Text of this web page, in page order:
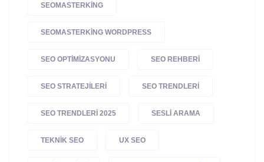
SEOMASTERKING
SEOMASTERKING WORDPRESS
SEO OPTIMIZASYONU SEO REHBERI
SEO STRATEJILERI SEO TRENDLERI
SEO TRENDLERI 2025 SESLI ARAMA
TEKNIK SEO UX SEO